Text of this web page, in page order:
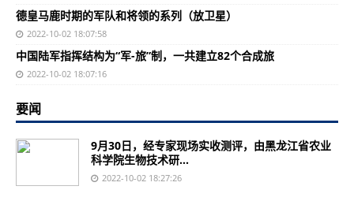
德皇马鹿时期的军队和将领的系列（放卫星）
2022-10-02 18:07:58
中国陆军指挥结构为“军-旅”制，一共建立82个合成旅
2022-10-02 18:07:16
要闻
9月30日，经专家现场实收测评，由黑龙江省农业
科学院生物技术研...
2022-10-02 18:27:26